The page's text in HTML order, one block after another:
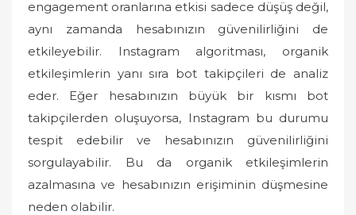
engagement oranlarına etkisi sadece düşüş değil,
aynı zamanda hesabınızın güvenilirliğini de
etkileyebilir. Instagram algoritması, organik
etkileşimlerin yanı sıra bot takipçileri de analiz
eder. Eğer hesabınızın büyük bir kısmı bot
takipçilerden oluşuyorsa, Instagram bu durumu
tespit edebilir ve hesabınızın güvenilirliğini
sorgulayabilir. Bu da organik etkileşimlerin
azalmasına ve hesabınızın erişiminin düşmesine
neden olabilir.